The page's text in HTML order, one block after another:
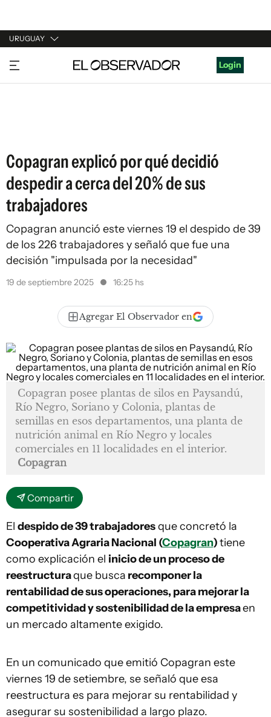
URUGUAY
URUGUAY
ARGENTINA
Login
Copagran explicó por qué decidió
despedir a cerca del 20% de sus
trabajadores
Copagran anunció este viernes 19 el despido de 39
de los 226 trabajadores y señaló que fue una
decisión "impulsada por la necesidad"
19 de septiembre 2025 16:25 hs
Agregar El Observador en
Copagran posee plantas de silos en Paysandú,
Río Negro, Soriano y Colonia, plantas de
semillas en esos departamentos, una planta de
nutrición animal en Río Negro y locales
comerciales en 11 localidades en el interior.
Copagran
Compartir
El despido de 39 trabajadoresque concretó la
Cooperativa Agraria Nacional (Copagran)tiene
como explicación el inicio de un proceso de
reestructuraque busca recomponer la
rentabilidad de sus operaciones, para mejorar la
competitividad y sostenibilidad de la empresaen
un mercado altamente exigido.
En un comunicado que emitió Copagran este
viernes 19 de setiembre, se señaló que esa
reestructura es para mejorar su rentabilidad y
asegurar su sostenibilidad a largo plazo.